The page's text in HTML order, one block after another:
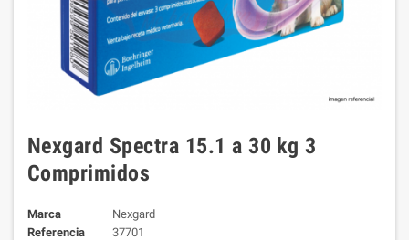
Nexgard Spectra 15.1 a 30 kg 3
Comprimidos
Marca
Nexgard
Referencia
37701